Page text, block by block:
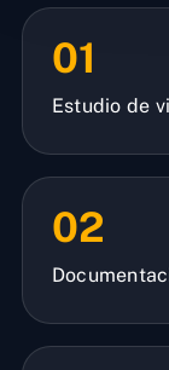
01
Estudio de
02